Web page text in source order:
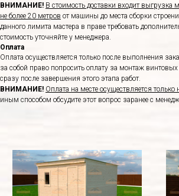
ВНИМАНИЕ! В стоимость доставки входит выгрузка
не более 20 метров от машины до места сборки
данного лимита мастера в праве требовать
стоимость уточняйте у менеджера.
Оплата
Оплата осуществляется только после выполнения
за собой право попросить оплату за монтаж винтовых
сразу после завершения этого этапа работ.
ВНИМАНИЕ! Оплата на месте осуществляется
иным способом обсудите этот вопрос заранее с